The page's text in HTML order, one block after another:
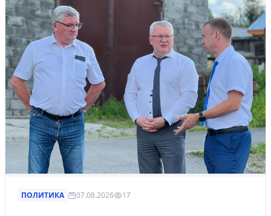
ПОЛИТИКА 07.08.2026 17